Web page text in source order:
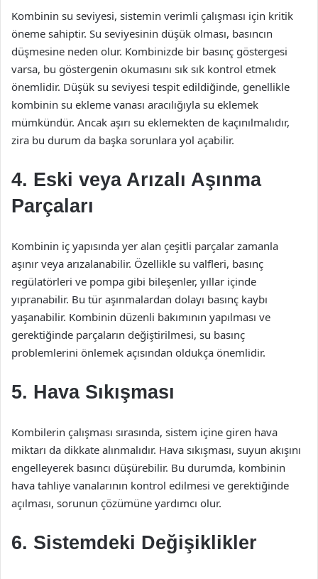
Kombinin su seviyesi, sistemin verimli çalışması için kritik
öneme sahiptir. Su seviyesinin düşük olması, basıncın
düşmesine neden olur. Kombinizde bir basınç göstergesi
varsa, bu göstergenin okumasını sık sık kontrol etmek
önemlidir. Düşük su seviyesi tespit edildiğinde, genellikle
kombinin su ekleme vanası aracılığıyla su eklemek
mümkündür. Ancak aşırı su eklemekten de kaçınılmalıdır,
zira bu durum da başka sorunlara yol açabilir.
4. Eski veya Arızalı Aşınma
Parçaları
Kombinin iç yapısında yer alan çeşitli parçalar zamanla
aşınır veya arızalanabilir. Özellikle su valfleri, basınç
regülatörleri ve pompa gibi bileşenler, yıllar içinde
yıpranabilir. Bu tür aşınmalardan dolayı basınç kaybı
yaşanabilir. Kombinin düzenli bakımının yapılması ve
gerektiğinde parçaların değiştirilmesi, su basınç
problemlerini önlemek açısından oldukça önemlidir.
5. Hava Sıkışması
Kombilerin çalışması sırasında, sistem içine giren hava
miktarı da dikkate alınmalıdır. Hava sıkışması, suyun akışını
engelleyerek basıncı düşürebilir. Bu durumda, kombinin
hava tahliye vanalarının kontrol edilmesi ve gerektiğinde
açılması, sorunun çözümüne yardımcı olur.
6. Sistemdeki Değişiklikler